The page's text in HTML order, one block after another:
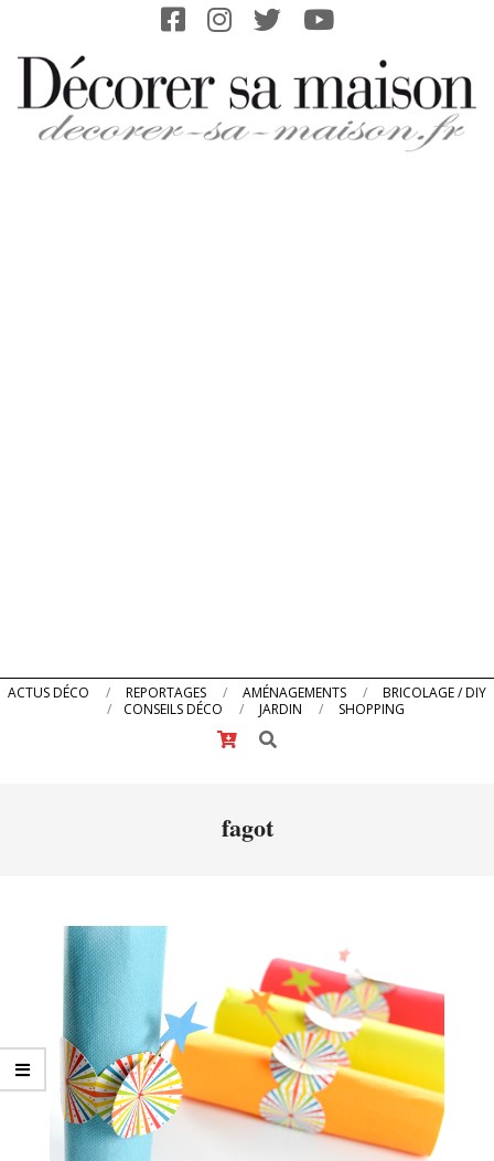
content
Primary
ACTUS DÉCO REPORTAGES AMÉNAGEMENTS
BRICOLAGE / DIY
CONSEILS DÉCO
JARDIN
SHOPPING
Search
fagot